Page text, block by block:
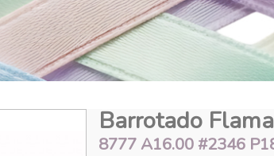
Barrotado
8777 A16.00 #2346